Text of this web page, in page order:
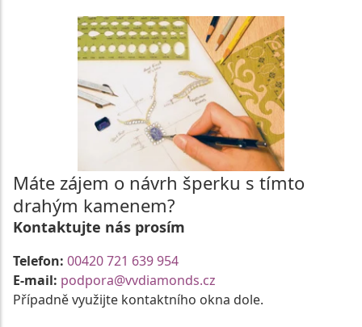
Máte zájem o návrh šperku s tímto
drahým kamenem?
Kontaktujte nás prosím
Telefon: 00420 721 639 954
E-mail: podpora@vvdiamonds.cz
Případně využijte kontaktního okna dole.